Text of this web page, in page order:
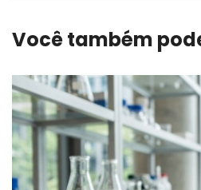
Você também